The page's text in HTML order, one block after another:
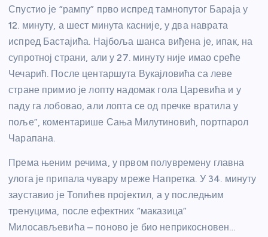
Спустио је “рампу” прво испред тамнопутог Бараја у
12. минуту, а шест минута касније, у два наврата
испред Бастајића. Најбоља шанса виђена је, ипак, на
супротној страни, али у 27. минуту није имао среће
Чечарић. После центаршута Вукајловића са леве
стране примио је лопту надомак гола Царевића и у
паду га лобовао, али лопта се од пречке вратила у
поље”, коментарише Сања Милутиновић, портпарол
Чарапана.
Према њеним речима, у првом полувремену главна
улога је припала чувару мреже Напретка. У 34. минуту
зауставио је Топићев пројектил, а у последњим
тренуцима, после ефектних “маказица”
Милосављевића – поново је био неприкосновен…